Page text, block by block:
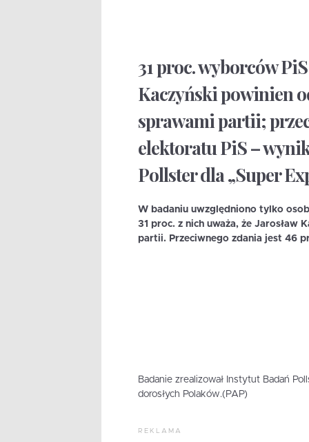
31 proc. wyborców
Kaczyński powinien
sprawami partii;
elektoratu PiS –
Pollster dla „Super
W badaniu uwzględniono tylko
31 proc. z nich uważa, że Jarosław
partii. Przeciwnego zdania jest 46
Badanie zrealizował Instytut Badań
dorosłych Polaków.(PAP)
REKLAMA